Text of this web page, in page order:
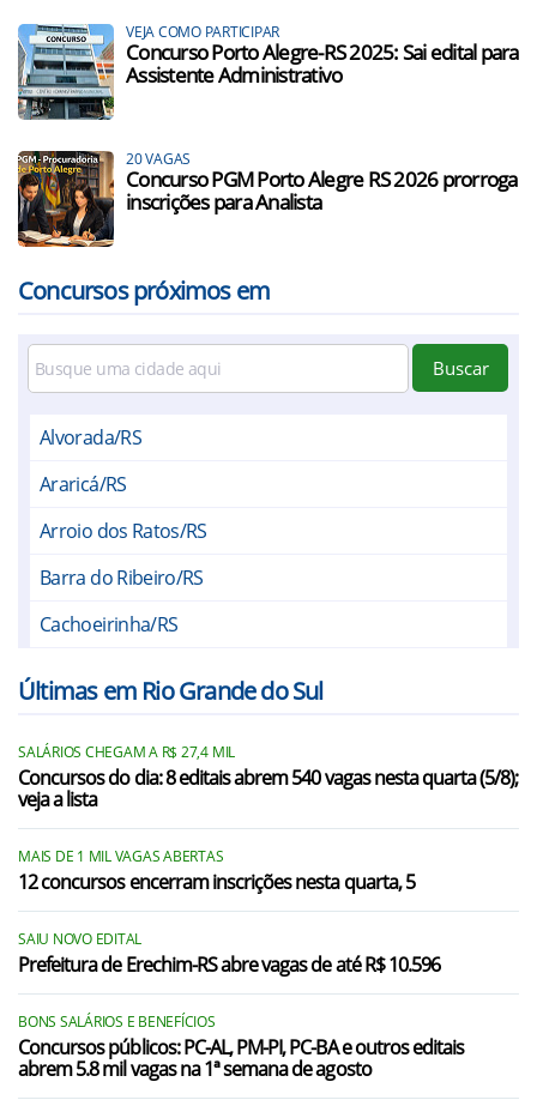
VEJA COMO PARTICIPAR
Concurso Porto Alegre-RS 2025: Sai edital para
Assistente Administrativo
20 VAGAS
Concurso PGM Porto Alegre RS 2026 prorroga
inscrições para Analista
Concursos próximos em
Buscar
Alvorada/RS
Araricá/RS
Arroio dos Ratos/RS
Barra do Ribeiro/RS
Cachoeirinha/RS
Capela de Santana/RS
Charqueadas/RS
Dois Irmãos/RS
Eldorado do Sul/RS
Estância Velha/RS
Esteio/RS
General Câmara/RS
Glorinha/RS
Últimas em Rio Grande do Sul
SALÁRIOS CHEGAM A R$ 27,4 MIL
Concursos do dia: 8 editais abrem 540 vagas nesta quarta (5/8);
veja a lista
MAIS DE 1 MIL VAGAS ABERTAS
12 concursos encerram inscrições nesta quarta, 5
SAIU NOVO EDITAL
Prefeitura de Erechim-RS abre vagas de até R$ 10.596
BONS SALÁRIOS E BENEFÍCIOS
Concursos públicos: PC-AL, PM-PI, PC-BA e outros editais
abrem 5.8 mil vagas na 1ª semana de agosto